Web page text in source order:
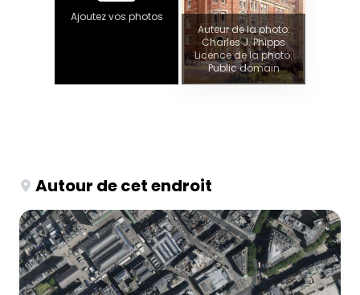
Ajoutez vos photos
Auteur de la photo:
Charles J. Phipps
Licence de la photo:
Public domain
Autour de cet endroit